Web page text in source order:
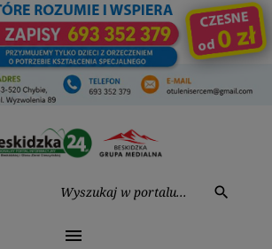
search
menu